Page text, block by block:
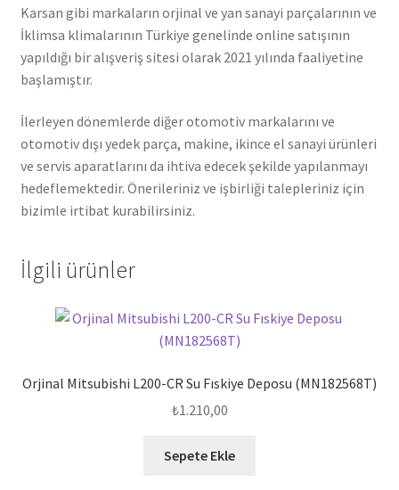
Karsan gibi markaların orjinal ve yan sanayi parçalarının ve
İklimsa klimalarının Türkiye genelinde online satışının
yapıldığı bir alışveriş sitesi olarak 2021 yılında faaliyetine
başlamıştır.
İlerleyen dönemlerde diğer otomotiv markalarını ve
otomotiv dışı yedek parça, makine, ikince el sanayi ürünleri
ve servis aparatlarını da ihtiva edecek şekilde yapılanmayı
hedeflemektedir. Önerileriniz ve işbirliği talepleriniz için
bizimle irtibat kurabilirsiniz.
İlgili ürünler
Orjinal Mitsubishi L200-CR Su Fıskiye Deposu (MN182568T)
₺1.210,00
Sepete Ekle